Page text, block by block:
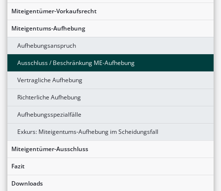
Miteigentümer-Vorkaufsrecht
Miteigentums-Aufhebung
Aufhebungsanspruch
Ausschluss / Beschränkung ME-Aufhebung
Vertragliche Aufhebung
Richterliche Aufhebung
Aufhebungsspezialfälle
Exkurs: Miteigentums-Aufhebung im Scheidungsfall
Miteigentümer-Ausschluss
Fazit
Downloads